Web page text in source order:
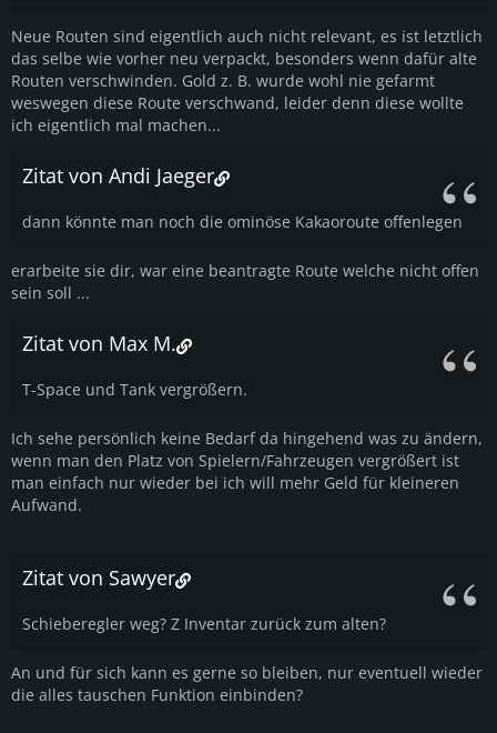
Neue Routen sind eigentlich auch nicht relevant, es ist letztlich
das selbe wie vorher neu verpackt, besonders wenn dafür alte
Routen verschwinden. Gold z. B. wurde wohl nie gefarmt
weswegen diese Route verschwand, leider denn diese wollte
ich eigentlich mal machen...
Zitat von Andi Jaeger
dann könnte man noch die ominöse Kakaoroute offenlegen
erarbeite sie dir, war eine beantragte Route welche nicht offen
sein soll ...
Zitat von Max M.
T-Space und Tank vergrößern.
Ich sehe persönlich keine Bedarf da hingehend was zu ändern,
wenn man den Platz von Spielern/Fahrzeugen vergrößert ist
man einfach nur wieder bei ich will mehr Geld für kleineren
Aufwand.
Zitat von Sawyer
Schieberegler weg? Z Inventar zurück zum alten?
An und für sich kann es gerne so bleiben, nur eventuell wieder
die alles tauschen Funktion einbinden?